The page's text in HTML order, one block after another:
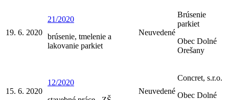
19. 6. 2020
21/2020
brúsenie, tmelenie a
lakovanie parkiet
Neuvedené
Brúsenie
parkiet
Obec Dolné
Orešany
15. 6. 2020
12/2020
Neuvedené
Concret, s.r.o.
Obec Dolné